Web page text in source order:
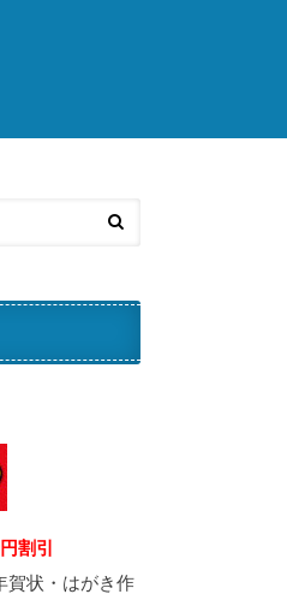
割引
賀状・はがき作